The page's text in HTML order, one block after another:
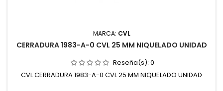
MARCA: CVL
CERRADURA 1983-A-0 CVL 25 MM NIQUELADO UNIDAD
Reseña(s): 0
CVL CERRADURA 1983-A-0 CVL 25 MM NIQUELADO UNIDAD